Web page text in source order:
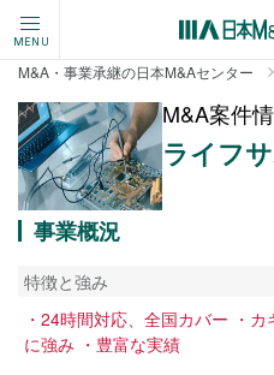
MENU
M&A・事業承継の日本M&Aセンター
M&A案件
ライフ
事業概況
特徴と強み
・24時間対応、全国カバー ・
に強み ・豊富な実績